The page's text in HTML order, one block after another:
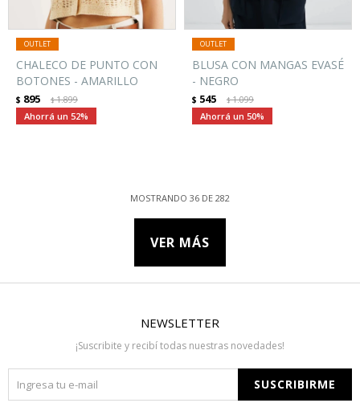
CHALECO DE PUNTO CON
BOTONES - AMARILLO
$ 895 $1.899
52
BLUSA CON MANGAS EVASÉ
- NEGRO
$ 545 $1.099
50
MOSTRANDO 36 DE 282
VER MÁS
NEWSLETTER
¡Suscribite y recibí todas nuestras novedades!
SUSCRIBIRME